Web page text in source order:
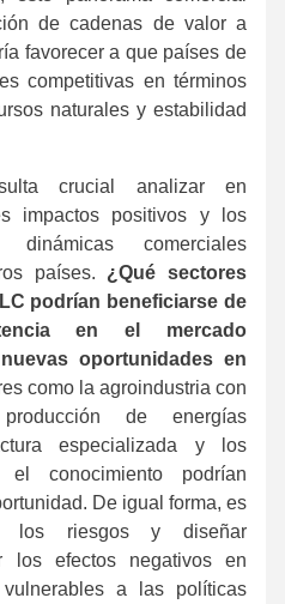
de cadenas de valor a
favorecer a que países de
competitivas en términos
naturales y estabilidad
crucial analizar en
impactos positivos y los
comerciales
países. ¿Qué sectores
podrían beneficiarse de
en el mercado
oportunidades en
como la agroindustria con
de energías
especializada y los
conocimiento podrían
De igual forma, es
los riesgos y diseñar
los efectos negativos en
a las políticas